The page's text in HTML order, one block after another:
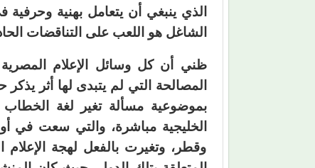
الذي ينبغي أن يتعامل بهنية
الشاغل هو اللعب على التناقضات
ظني أن كل وسائل الإعلام المصرية
المصالحة التي لم يتبدى لها أثر
بموضوعية مسألة تغير لغة
الخليجية مباشرة، والتي سعت في
وقطر، وتغيرت بالفعل لهجة الإعلام